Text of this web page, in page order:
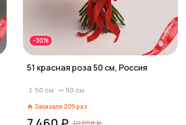
-30%
51 красная роза 50 см, Россия
50 см 50 см
Заказали 205раз
10 658 ₽